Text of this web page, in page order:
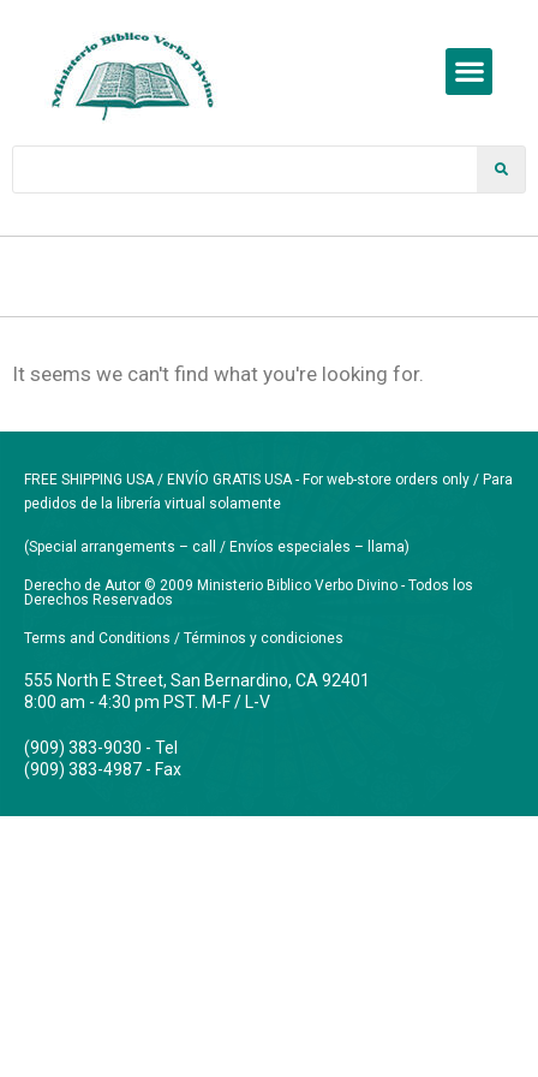
It seems we can't find what you're looking for.
FREE SHIPPING USA / ENVÍO GRATIS USA - For web-store orders only / Para
pedidos de la librería virtual solamente
(Special arrangements – call / Envíos especiales – llama)
Derecho de Autor © 2009 Ministerio Biblico Verbo Divino - Todos los
Derechos Reservados
Terms and Conditions / Términos y condiciones
555 North E Street, San Bernardino, CA 92401
8:00 am - 4:30 pm PST. M-F / L-V
(909) 383-9030 - Tel
(909) 383-4987 - Fax